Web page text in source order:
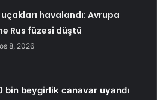
havalandı: Avrupa
Rus füzesi düştü
8, 2026
bin beygirlik canavar uyandı